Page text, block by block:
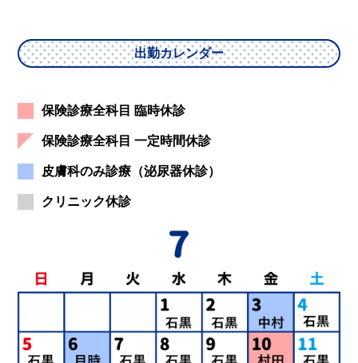
出勤カレンダー
保険診療全科目 臨時休診
保険診療全科目 一定時間休診
皮膚科のみ診療（泌尿器休診）
クリニック休診